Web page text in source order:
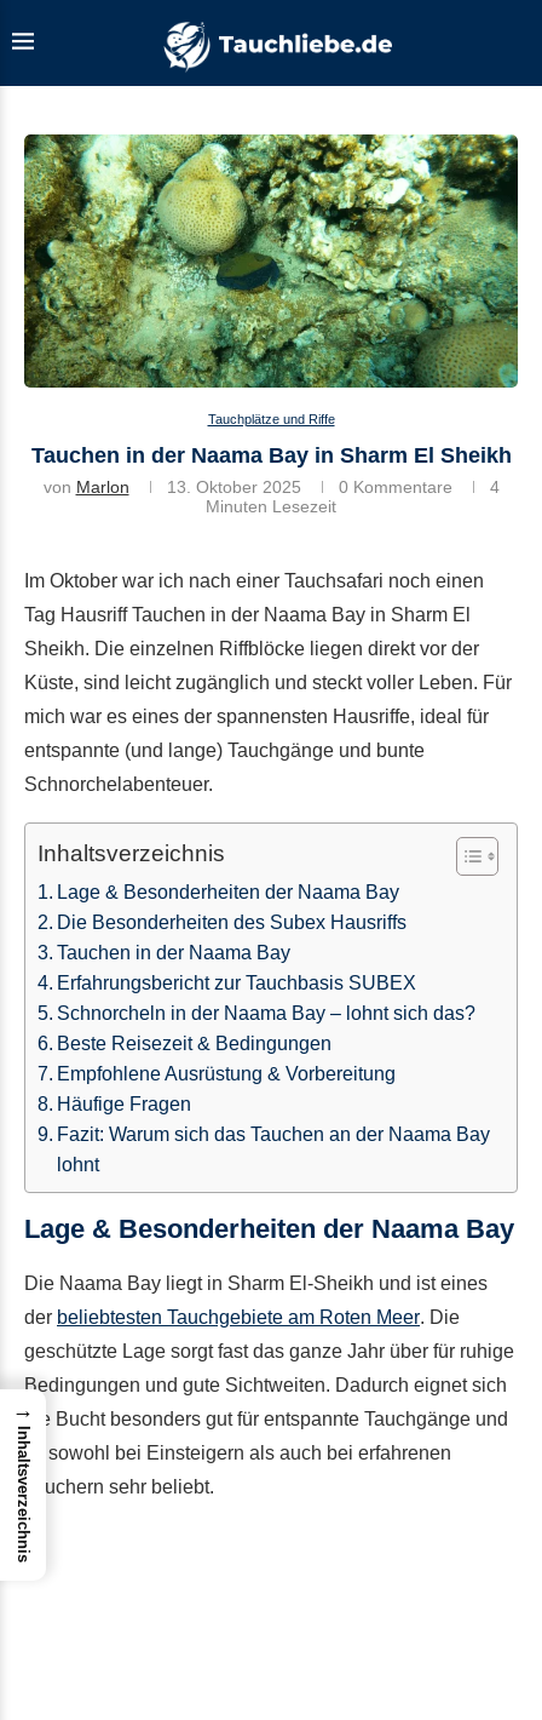
Tauchplätze und Riffe
Tauchen in der Naama Bay in Sharm El Sheikh
von Marlon 13. Oktober 2025 0 Kommentare
4
Minuten Lesezeit
Im Oktober war ich nach einer Tauchsafari noch einen
Tag Hausriff Tauchen in der Naama Bay in Sharm El
Sheikh. Die einzelnen Riffblöcke liegen direkt vor der
Küste, sind leicht zugänglich und steckt voller Leben. Für
mich war es eines der spannensten Hausriffe, ideal für
entspannte (und lange) Tauchgänge und bunte
Schnorchelabenteuer.
Inhaltsverzeichnis
Lage & Besonderheiten der Naama Bay
Die Besonderheiten des Subex Hausriffs
Tauchen in der Naama Bay
Erfahrungsbericht zur Tauchbasis SUBEX
Schnorcheln in der Naama Bay – lohnt sich das?
Beste Reisezeit & Bedingungen
Empfohlene Ausrüstung & Vorbereitung
Häufige Fragen
Fazit: Warum sich das Tauchen an der Naama Bay
lohnt
Lage & Besonderheiten der Naama Bay
Die Naama Bay liegt in Sharm El-Sheikh und ist eines
der beliebtesten Tauchgebiete am Roten Meer. Die
geschützte Lage sorgt fast das ganze Jahr über für ruhige
Bedingungen und gute Sichtweiten. Dadurch eignet sich
die Bucht besonders gut für entspannte Tauchgänge und
ist sowohl bei Einsteigern als auch bei erfahrenen
Tauchern sehr beliebt.
→
Inhaltsverzeichnis